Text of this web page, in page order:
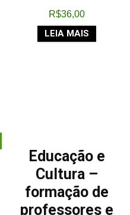
R$36,00
LEIA MAIS
Educação e
Cultura –
formação de
professores e